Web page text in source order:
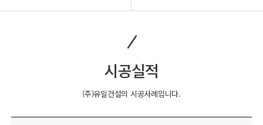
시공실적
(주)유일건설의 시공사례입니다.